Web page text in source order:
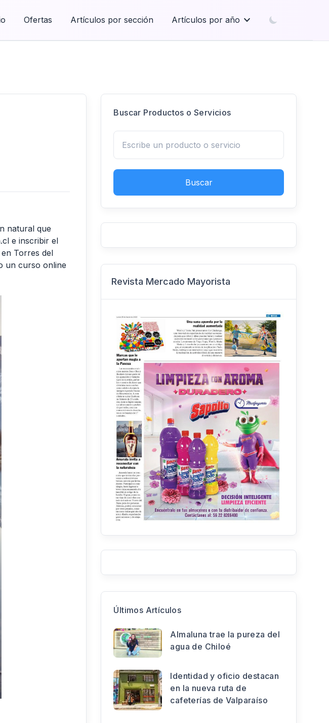
Ofertas Artículos por sección Artículos por año
natural que
e inscribir el
Torres del
un curso online
Buscar Productos o Servicios
Buscar
Revista Mercado Mayorista
Últimos Artículos
Almaluna trae la pureza del
agua de Chiloé
Identidad y oficio destacan
en la nueva ruta de
cafeterías de Valparaíso